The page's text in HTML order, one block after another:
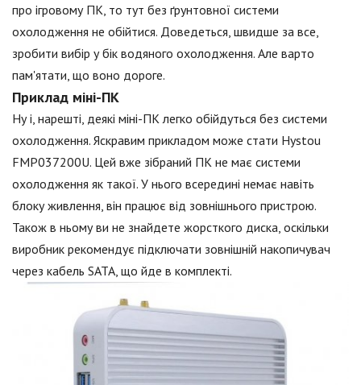
про ігровому ПК, то тут без ґрунтовної системи
охолодження не обійтися. Доведеться, швидше за все,
зробити вибір у бік водяного охолодження. Але варто
пам'ятати, що воно дороге.
Приклад міні-ПК
Ну і, нарешті, деякі міні-ПК легко обійдуться без системи
охолодження. Яскравим прикладом може стати Hystou
FMP037200U. Цей вже зібраний ПК не має системи
охолодження як такої. У нього всередині немає навіть
блоку живлення, він працює від зовнішнього пристрою.
Також в ньому ви не знайдете жорсткого диска, оскільки
виробник рекомендує підключати зовнішній накопичувач
через кабель SATA, що йде в комплекті.